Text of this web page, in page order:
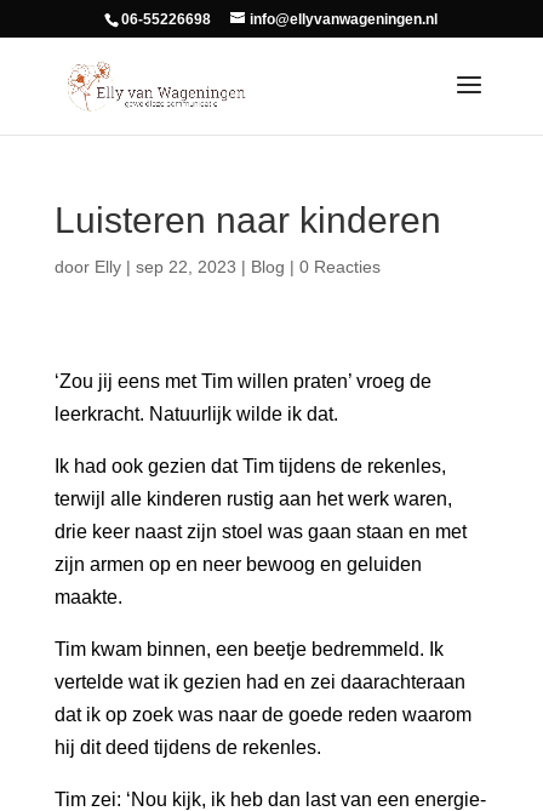
06-55226698 info@ellyvanwageningen.nl
Luisteren naar kinderen
door Elly| sep 22, 2023 | Blog | 0 Reacties
‘Zou jij eens met Tim willen praten’ vroeg de
leerkracht. Natuurlijk wilde ik dat.
Ik had ook gezien dat Tim tijdens de rekenles,
terwijl alle kinderen rustig aan het werk waren,
drie keer naast zijn stoel was gaan staan en met
zijn armen op en neer bewoog en geluiden
maakte.
Tim kwam binnen, een beetje bedremmeld. Ik
vertelde wat ik gezien had en zei daarachteraan
dat ik op zoek was naar de goede reden waarom
hij dit deed tijdens de rekenles.
Tim zei: ‘Nou kijk, ik heb dan last van een energie-